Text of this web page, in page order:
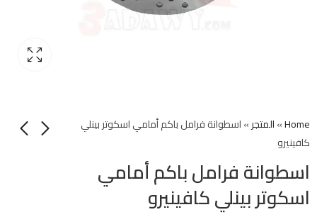
Home
»المتجر»اسطوانة فرامل باكم أمامي اسكوتر بينلي
كافينيرو
اسطوانة فرامل باكم أمامي
اسكوتر بينلي كافينيرو